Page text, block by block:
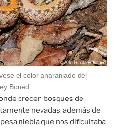
el color anaranjado del
Boned.
crecen bosques de
nevadas, además de
niebla que nos dificultaba